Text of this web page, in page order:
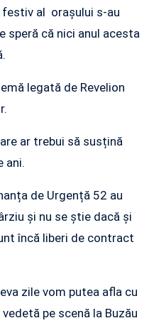
al orașului s-au
speră că nici anul acesta
legată de Revelion
ar trebui să susțină
ani.
de Urgență 52 au
și nu se știe dacă și
încă liberi de contract
zile vom putea afla cu
pe scenă la Buzău